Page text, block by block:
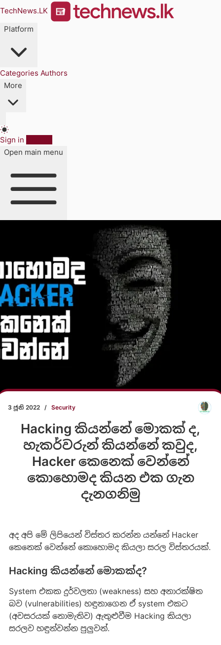
TechNews.LK
Platform
Categories Authors
More
Sign in
Open main menu
3 ජූනි 2022 / Security
Hacking කියන්නේ මොකක් ද,
හැකර්වරුන් කියන්නේ කවුද,
Hacker කෙනෙක් වෙන්නේ
කොහොමද කියන එක ගැන
දැනගනිමු
අද අපි මේ ලිපියෙන් විස්තර කරන්න යන්නේ Hacker
කෙනෙක් වෙන්නේ කොහොමද කියලා සරල විස්තරයක්.
Hacking කියන්නේ මොකක්ද?
System එකක දුර්වලතා (weakness) සහ අනාරක්ෂිත
බව (vulnerabilities) හඳුනාගෙන ඒ system එකට
(අවසරයක් නොමැතිව) ඇතුළුවීම Hacking කියලා
සරලව හඳුන්වන්න පුලුවන්.